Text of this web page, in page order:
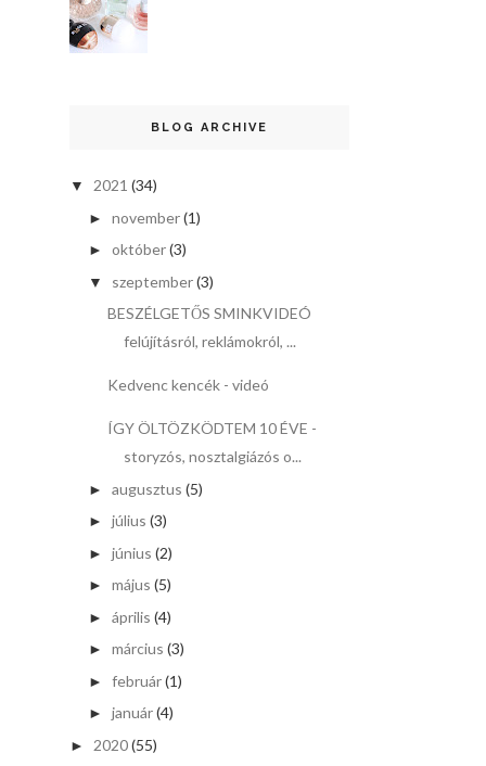
BLOG ARCHIVE
▼ 2021 (34)
► november(1)
► október(3)
▼ szeptember(3)
BESZÉLGETŐS SMINKVIDEÓ
felújításról, reklámokról, ...
Kedvenc kencék - videó
ÍGY ÖLTÖZKÖDTEM 10 ÉVE -
storyzós, nosztalgiázós o...
► augusztus (5)
► július (3)
► június (2)
► május (5)
► április (4)
► március (3)
► február(1)
► január(4)
► 2020(55)